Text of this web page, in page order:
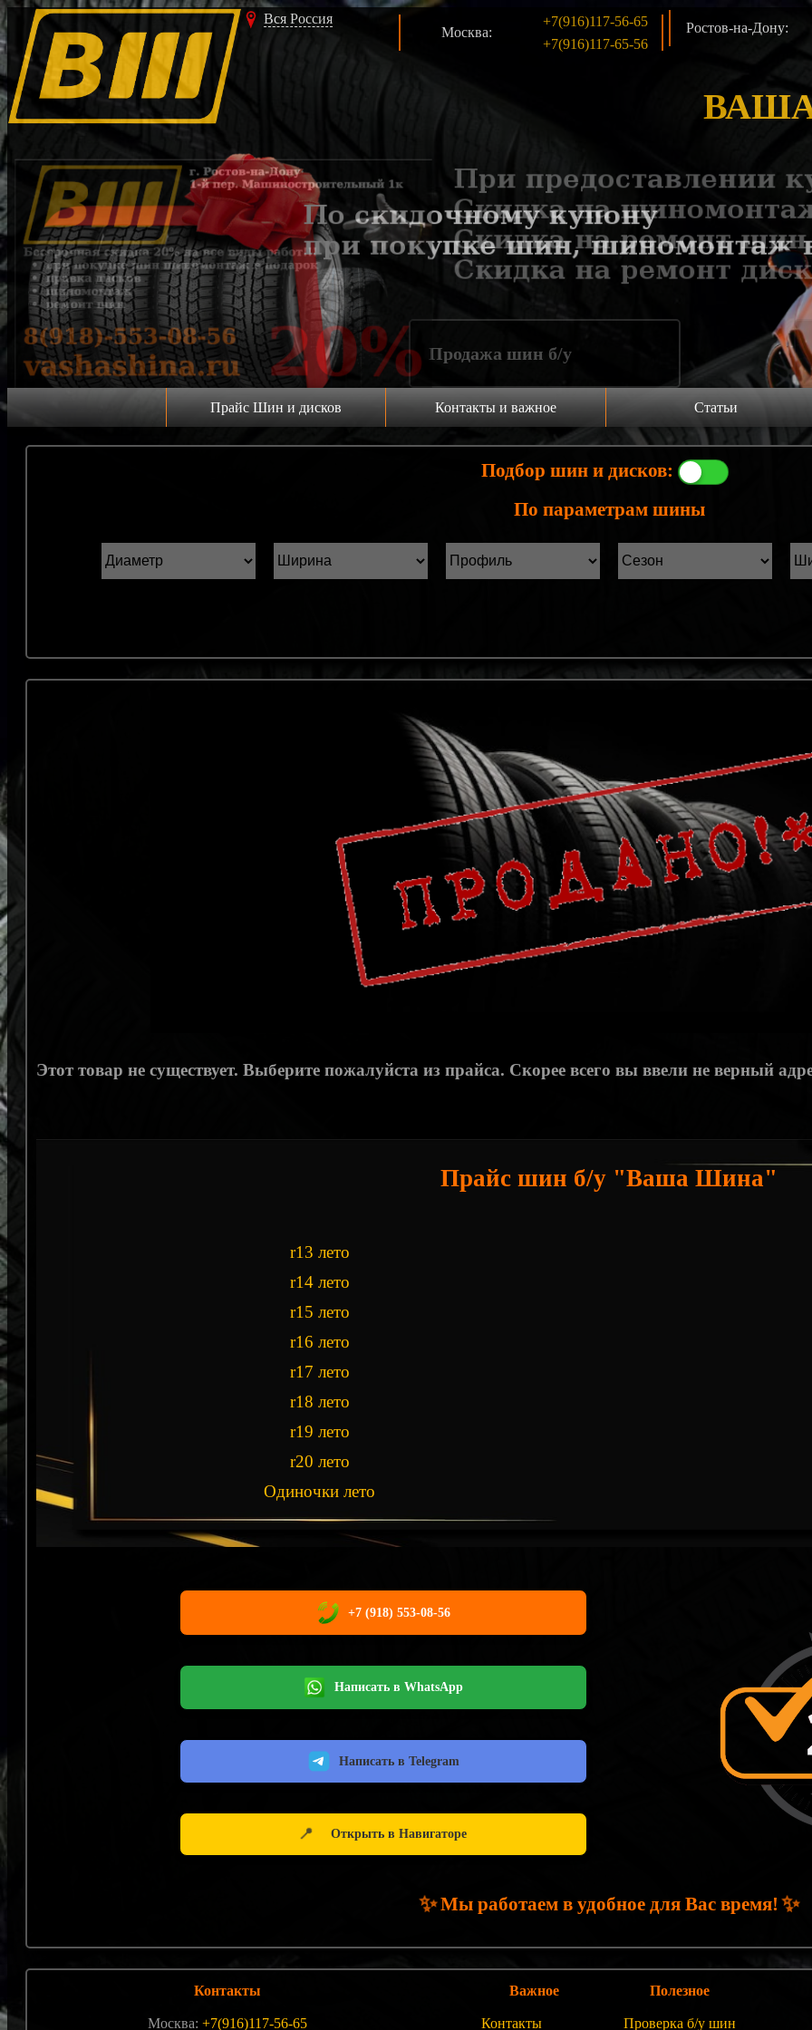
Вся Россия
Москва:
+7(916)117-56-65
+7(916)117-65-56
Ростов-на-Дону:
Акция!!!
Прайс Шин и дисков
Прайс дисков
Грузовые 17.5 C
Лето
Контакты и важное
На главную
Статьи
Производители шин
Статьи Лист1
Статьи Лист2
Подбор шин и дисков:
По параметрам шины
Этот товар не существует. Выберите пожалуйста из прайса. Скорее всего вы ввели не верный
Прайс шин б/у "Ваша Шина"
r13 лето
r14 лето
r15 лето
r16 лето
r17 лето
r18 лето
r19 лето
r20 лето
Одиночки лето
+7 (918) 553-08-56
Написать в WhatsApp
Написать в Telegram
📍 Открыть в Навигаторе
✨Мы работаем в удобное для Вас время!✨
Контакты
Москва: +7(916)117-56-65
Важное
Контакты
Полезное
Проверка б/у шин